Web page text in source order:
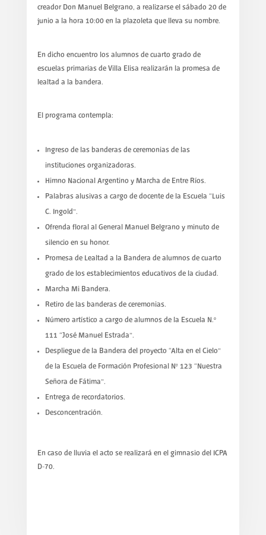
creador Don Manuel Belgrano, a realizarse el sábado 20 de
junio a la hora 10:00 en la plazoleta que lleva su nombre.
En dicho encuentro los alumnos de cuarto grado de
escuelas primarias de Villa Elisa realizarán la promesa de
lealtad a la bandera.
El programa contempla:
Ingreso de las banderas de ceremonias de las
instituciones organizadoras.
Himno Nacional Argentino y Marcha de Entre Ríos.
Palabras alusivas a cargo de docente de la Escuela “Luis
C. Ingold”.
Ofrenda floral al General Manuel Belgrano y minuto de
silencio en su honor.
Promesa de Lealtad a la Bandera de alumnos de cuarto
grado de los establecimientos educativos de la ciudad.
Marcha Mi Bandera.
Retiro de las banderas de ceremonias.
Número artístico a cargo de alumnos de la Escuela N.º
111 “José Manuel Estrada”.
Despliegue de la Bandera del proyecto “Alta en el Cielo”
de la Escuela de Formación Profesional N° 123 “Nuestra
Señora de Fátima”.
Entrega de recordatorios.
Desconcentración.
En caso de lluvia el acto se realizará en el gimnasio del ICPA
D-70.